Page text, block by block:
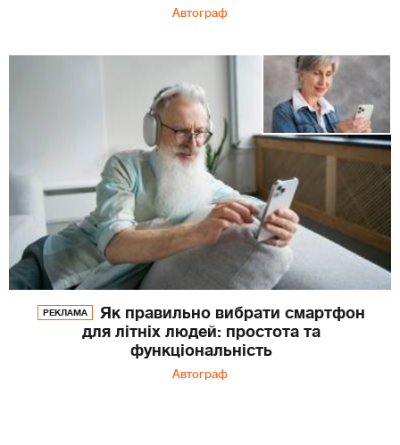
Автограф
РЕКЛАМА
Як правильно вибрати смартфон
для літніх людей: простота та
функціональність
Автограф